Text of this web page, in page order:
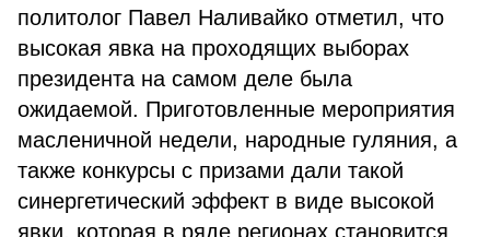
политолог Павел Наливайко отметил, что
высокая явка на проходящих выборах
президента на самом деле была
ожидаемой. Приготовленные мероприятия
масленичной недели, народные гуляния, а
также конкурсы с призами дали такой
синергетический эффект в виде высокой
явки, которая в ряде регионах становится